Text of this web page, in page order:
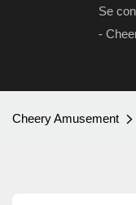
Se
-
Cheery Amusement